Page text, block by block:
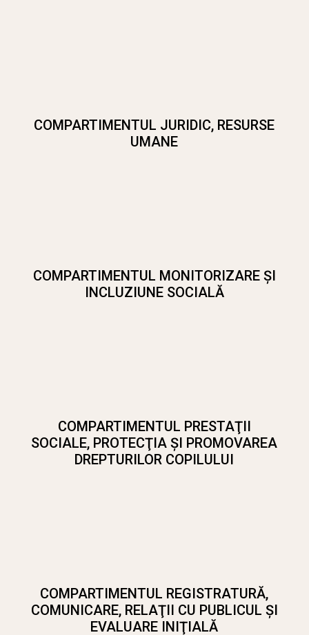
COMPARTIMENTUL JURIDIC, RESURSE
UMANE
COMPARTIMENTUL MONITORIZARE ŞI
INCLUZIUNE SOCIALĂ
COMPARTIMENTUL PRESTAŢII
SOCIALE, PROTECŢIA ŞI PROMOVAREA
DREPTURILOR COPILULUI
COMPARTIMENTUL REGISTRATURĂ,
COMUNICARE, RELAŢII CU PUBLICUL ŞI
EVALUARE INIŢIALĂ